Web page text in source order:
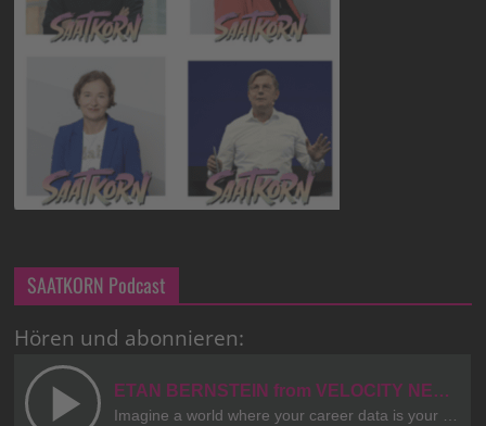
SAATKORN Podcast
Hören und abonnieren: